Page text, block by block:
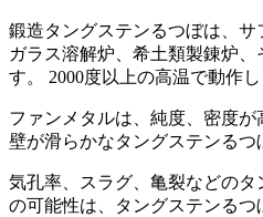
鍛造タングステンるつぼは、
ガラス溶解炉、希土類製錬炉
す。 2000度以上の高温で動作し
ファンメタルは、純度、密度
壁が滑らかなタングステンるつ
気孔率、スラグ、亀裂などの
の可能性は、タングステンる